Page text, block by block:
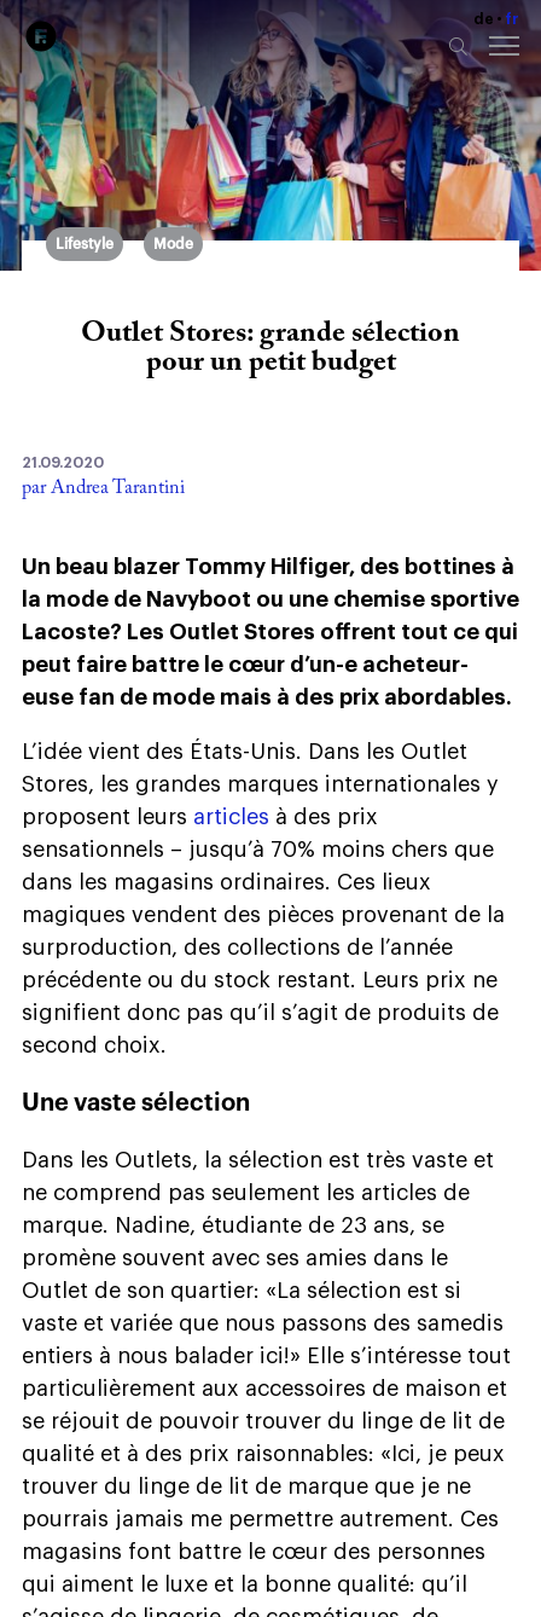
de fr
Lifestyle Mode
Outlet Stores: grande sélection
pour un petit budget
21.09.2020
par Andrea Tarantini
Un beau blazer Tommy Hilfiger, des bottines à
la mode de Navyboot ou une chemise sportive
Lacoste? Les Outlet Stores offrent tout ce qui
peut faire battre le cœur d’un-e acheteur-
euse fan de mode mais à des prix abordables.
L’idée vient des États-Unis. Dans les Outlet
Stores, les grandes marques internationales y
proposent leurs articles à des prix
sensationnels – jusqu’à 70% moins chers que
dans les magasins ordinaires. Ces lieux
magiques vendent des pièces provenant de la
surproduction, des collections de l’année
précédente ou du stock restant. Leurs prix ne
signifient donc pas qu’il s’agit de produits de
second choix.
Une vaste sélection
Dans les Outlets, la sélection est très vaste et
ne comprend pas seulement les articles de
marque. Nadine, étudiante de 23 ans, se
promène souvent avec ses amies dans le
Outlet de son quartier: «La sélection est si
vaste et variée que nous passons des samedis
entiers à nous balader ici!» Elle s’intéresse tout
particulièrement aux accessoires de maison et
se réjouit de pouvoir trouver du linge de lit de
qualité et à des prix raisonnables: «Ici, je peux
trouver du linge de lit de marque que je ne
pourrais jamais me permettre autrement. Ces
magasins font battre le cœur des personnes
qui aiment le luxe et la bonne qualité: qu’il